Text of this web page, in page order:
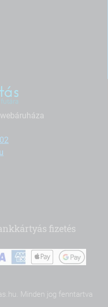
fizetés
Minden jog fenntartva